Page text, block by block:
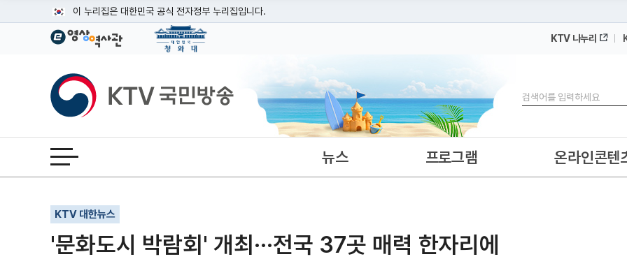
이 누리집은 대한민국 공식 전자정부 누리집입니다.
공식 누리집 주소 확인하기
이밖에 or.kr 또는 .kr등 다른 도메인 주소를 사용하고 있다면 아래 URL에서 도메인 주소를 확인해 보세요
운영중인 공식 누리집보기
KTV 나누리
KTV국민방송
검색
전체메뉴 열기 뉴스 프로그램 온라인콘텐
KTV 대한뉴스
'문화도시 박람회' 개최···전국 37곳 매력 한자리에
기사인쇄
글자확대
글자축소